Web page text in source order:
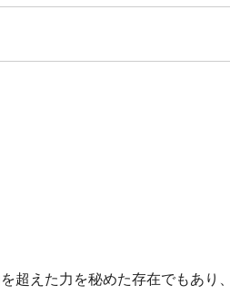
超えた力を秘めた存在でもあり